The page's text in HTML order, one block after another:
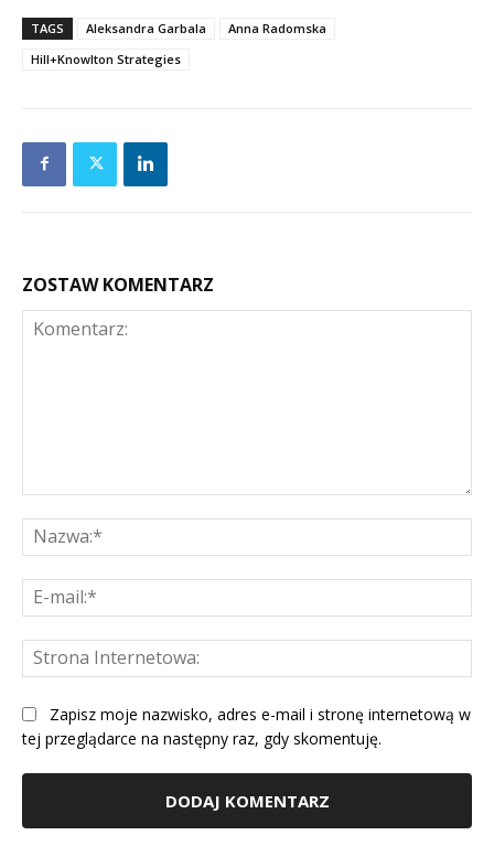
TAGS Aleksandra Garbala
Anna Radomska
Hill+Knowlton Strategies
ZOSTAW KOMENTARZ
Zapisz moje nazwisko, adres e-mail i stronę internetową w
tej przeglądarce na następny raz, gdy skomentuję.